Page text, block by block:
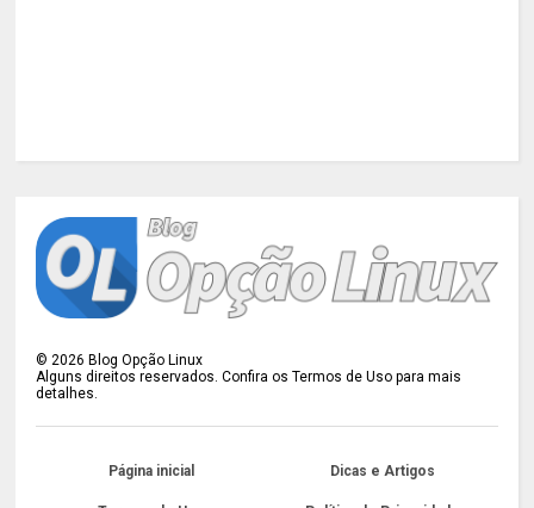
© 2026 Blog Opção Linux
Alguns direitos reservados. Confira os Termos de Uso para mais
detalhes.
Página inicial Dicas e Artigos